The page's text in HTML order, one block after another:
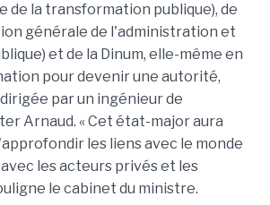
la transformation publique), de
générale de l'administration et
et de la Dinum, elle-même en
pour devenir une autorité,
par un ingénieur de
Arnaud. « Cet état-major aura
les liens avec le monde
les acteurs privés et les
le cabinet du ministre.